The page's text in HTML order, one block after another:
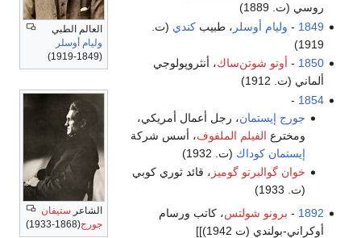
العالم الطبي
وليام أوسلر
(1849-1919)
الشاعر ستيفان
جورج(1868-1933)
روسي (ت. 1889)
1849
- وليام أوسلر ، طبيبكندي (ت.
1919)
1850
- أوتو شوتن‌ساك، أنثروپولوجي
ألماني (ت. 1912)
1854
-
جورج إيستمان، رجل أعمال أمريكي،
ومخترع الفيلم الملفوف، أسس شركة
إيستمان كوداك (ت. 1932)
خوان گوالبرتو گوميز ، قائد ثوري كوبي
(ت. 1933)
1892
- برونو شولتس، كاتب ورسام
أوكراني-بولندي (ت 1942)]]